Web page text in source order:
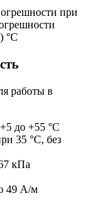
при
°C
работы в
до +55 °C
35 °C, без
кПа
49 А/м